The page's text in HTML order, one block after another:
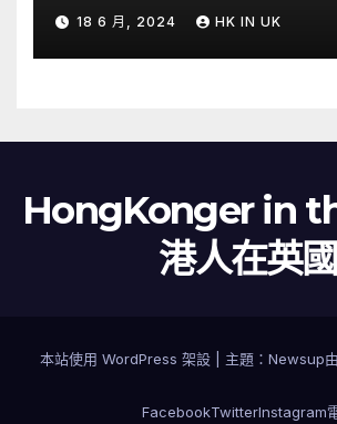
18 6 月, 2024 HK IN UK
HongKonger in
港人在英國
本站使用 WordPress 架設 主題： Newsup由
FacebookTwitterInstagram